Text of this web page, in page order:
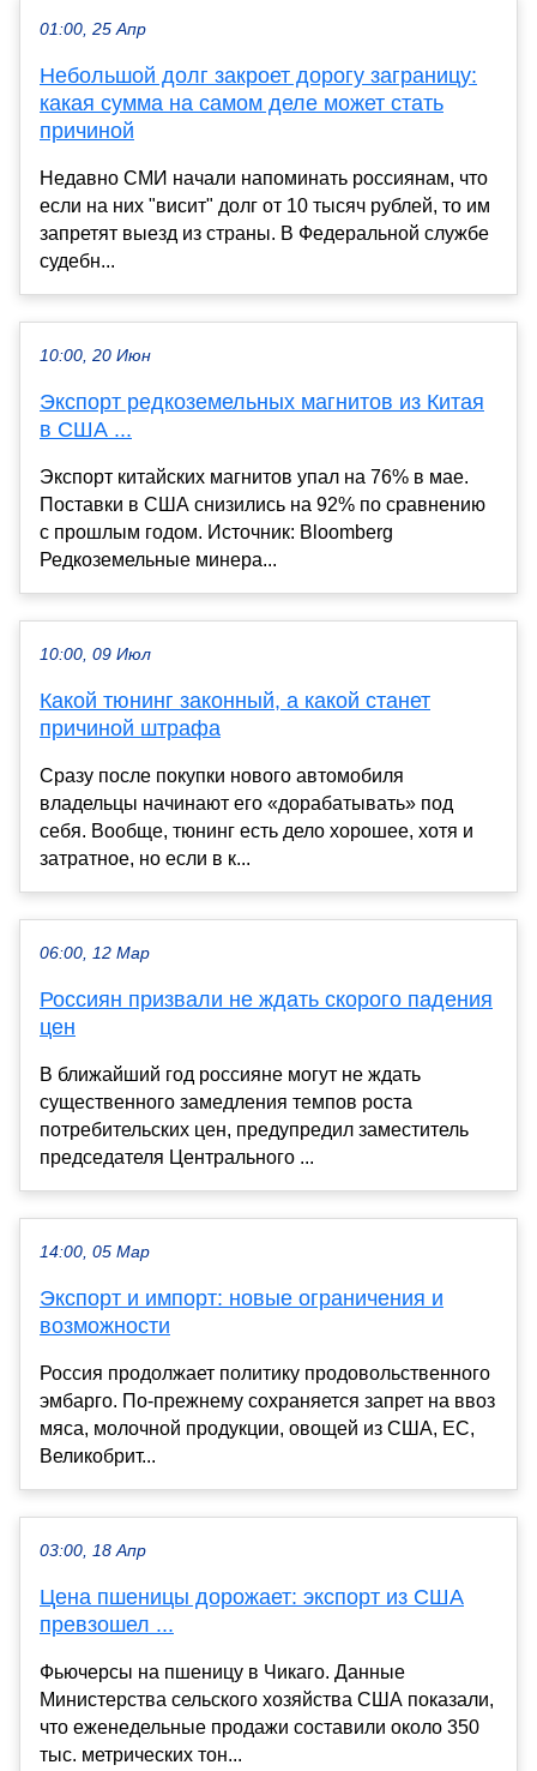
01:00, 25 Апр
Небольшой долг закроет дорогу заграницу:
какая сумма на самом деле может стать
причиной
Недавно СМИ начали напоминать россиянам, что
если на них "висит" долг от 10 тысяч рублей, то им
запретят выезд из страны. В Федеральной службе
судебн...
10:00, 20 Июн
Экспорт редкоземельных магнитов из Китая
в США ...
Экспорт китайских магнитов упал на 76% в мае.
Поставки в США снизились на 92% по сравнению
с прошлым годом. Источник: Bloomberg
Редкоземельные минера...
10:00, 09 Июл
Какой тюнинг законный, а какой станет
причиной штрафа
Сразу после покупки нового автомобиля
владельцы начинают его «дорабатывать» под
себя. Вообще, тюнинг есть дело хорошее, хотя и
затратное, но если в к...
06:00, 12 Мар
Россиян призвали не ждать скорого падения
цен
В ближайший год россияне могут не ждать
существенного замедления темпов роста
потребительских цен, предупредил заместитель
председателя Центрального ...
14:00, 05 Мар
Экспорт и импорт: новые ограничения и
возможности
Россия продолжает политику продовольственного
эмбарго. По-прежнему сохраняется запрет на ввоз
мяса, молочной продукции, овощей из США, ЕС,
Великобрит...
03:00, 18 Апр
Цена пшеницы дорожает: экспорт из США
превзошел ...
Фьючерсы на пшеницу в Чикаго. Данные
Министерства сельского хозяйства США показали,
что еженедельные продажи составили около 350
тыс. метрических тон...